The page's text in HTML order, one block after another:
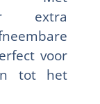
extra
voor
tot het